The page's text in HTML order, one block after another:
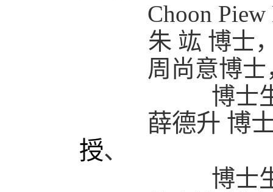
Choon
朱 竑 博士
周尚意博
博士
薛德升 博
授、
博士